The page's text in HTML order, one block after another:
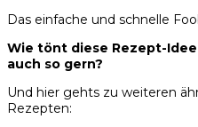
Das einfache und schnelle
Wie tönt diese Rezept-
auch so gern?
Und hier gehts zu weiteren
Rezepten: